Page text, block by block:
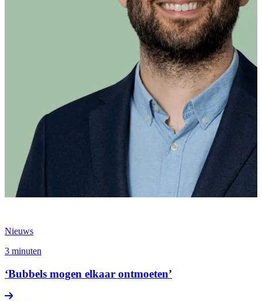
Nieuws
3 minuten
‘Bubbels mogen elkaar ontmoeten’